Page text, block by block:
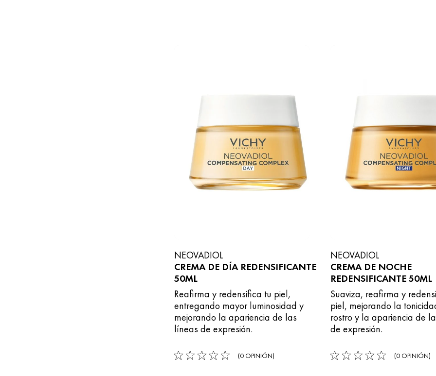
NEOVADIOL
CREMA DE DÍA REDENSIFICANTE
50ML
Reafirma y redensifica tu piel,
entregando mayor luminosidad y
mejorando la apariencia de las
líneas de expresión.
0/5 (0 OPINIÓN)
NEOVADIOL
CREMA DE NOCHE
REDENSIFICANTE 50ML
Suaviza, reafirma y
piel, mejorando la
rostro y la apariencia de
de expresión.
0/5 (0 OPINIÓN)